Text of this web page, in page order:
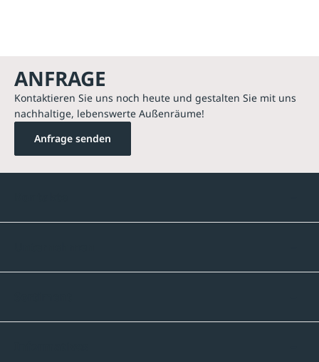
ANFRAGE
Kontaktieren Sie uns noch heute und gestalten Sie mit uns
nachhaltige, lebenswerte Außenräume!
Anfrage senden